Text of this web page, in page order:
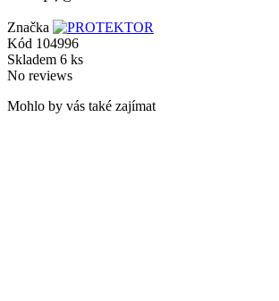
Značka
Kód 104996
Skladem 6 ks
No reviews
Mohlo by vás také zajímat